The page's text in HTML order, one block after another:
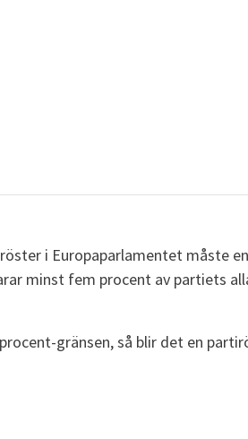
i Europaparlamentet måste
minst fem procent av partiets
gränsen, så blir det en